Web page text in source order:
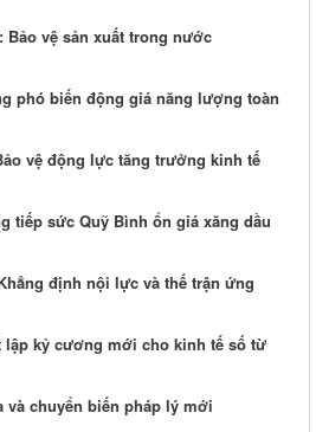
vệ sản xuất trong nước
phó biến động giá năng lượng toàn
vệ động lực tăng trưởng kinh tế
tiếp sức Quỹ Bình ổn giá xăng dầu
định nội lực và thế trận ứng
lập kỷ cương mới cho kinh tế số từ
và chuyển biến pháp lý mới